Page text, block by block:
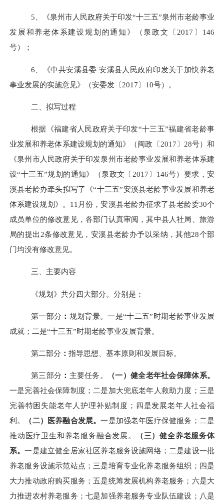
5 《泉州市人民政府关于印发“十三五”泉州市老龄事业
发展和养老体系建设规划的通知》（泉政文
〔 2017 〕 146
号）；
6 、《中共安溪县委 安溪县人民政府印发关于加快养老
事业发展的实施意见》（安委发 〔2017〕 10号）。
二、 拟写过程
根据 《福建省人民政府关于印发“十三五”福建省老龄事
业发展和养老体系建设规划 的通知》 （闽政 〔2017〕 28号）和
《泉州市人民政府关于印发泉州市老龄事业发展和养老体系建
设“十三五”规划的通知》（泉政文 〔 2017〕 146号）要求，安
溪县老龄办牵头拟写了《“十三五”安溪县老龄事业发展和养老
体系建设规划》 。 11 月份，安溪县老龄办征求了县老龄委30个
成员单位的修改意见，各部门认真审阅，其中县人社局、旅游
局的提出 2条修改意见 ，安溪县老龄办予以采纳 ，其他28个部
门均没有修改意见。
三、主要内容
《规划》共分四大部分。分别是：
第一部分 ： 规划背景。一是“十二五”时期老龄事业发展
成就；二是“十三五”时期老龄事业发展背景。
第二部分 ： 指导思想、基本原则和发展目标。
第三部分 ： 主要任务 。 （一）健全老年社会保障体系。
一是完善社会保障制度；二是加大兜底老年人救助力度；三是
完善特困失能老年人护理补贴制度；四是发展老年人社会福
利。
（二） 医养融合发展。一是加强老年医疗保健服务；二是
推动医疗卫生和养老服务融合发展。
（三）健全养老服务体
系。一是建立健全居家社区养老服务设施网络；二是建设一批
养老服务设施示范站点；三是培育专业化养老服务组织 ； 四是
大力推动政府购买服务；五是统筹发展机构养老服务 ；六是大
力推进农村养老服务； 七是加强养老服务专业队伍建设； 八是